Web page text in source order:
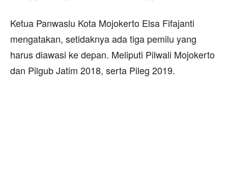
Ketua Panwaslu Kota Mojokerto Elsa Fifajanti
mengatakan, setidaknya ada tiga pemilu yang
harus diawasi ke depan. Meliputi Pilwali Mojokerto
dan Pilgub Jatim 2018, serta Pileg 2019.